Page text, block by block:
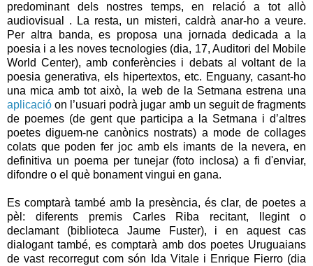
predominant dels nostres temps, en relació a tot allò
audiovisual . La resta, un misteri, caldrà anar-ho a veure.
Per altra banda, es proposa una jornada dedicada a la
poesia i a les noves tecnologies (dia, 17, Auditori del Mobile
World Center), amb conferències i debats al voltant de la
poesia generativa, els hipertextos, etc. Enguany, casant-ho
una mica amb tot això, la web de la Setmana estrena una
aplicació on l’usuari podrà jugar amb un seguit de fragments
de poemes (de gent que participa a la Setmana i d’altres
poetes diguem-ne canònics nostrats) a mode de collages
colats que poden fer joc amb els imants de la nevera, en
definitiva un poema per tunejar (foto inclosa) a fi d'enviar,
difondre o el què bonament vingui en gana.
Es comptarà també amb la presència, és clar, de poetes a
pèl: diferents premis Carles Riba recitant, llegint o
declamant (biblioteca Jaume Fuster), i en aquest cas
dialogant també, es comptarà amb dos poetes Uruguaians
de vast recorregut com són Ida Vitale i Enrique Fierro (dia